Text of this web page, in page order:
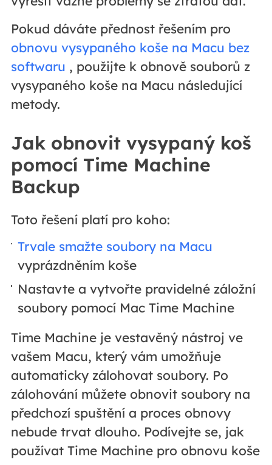
Pokud dáváte přednost řešením pro
obnovu vysypaného koše na Macu bez
softwaru , použijte k obnově souborů z
vysypaného koše na Macu následující
metody.
Jak obnovit vysypaný koš
pomocí Time Machine
Backup
Toto řešení platí pro koho:
Trvale smažte soubory na Macu
vyprázdněním koše
Nastavte a vytvořte pravidelné záložní
soubory pomocí Mac Time Machine
Time Machine je vestavěný nástroj ve
vašem Macu, který vám umožňuje
automaticky zálohovat soubory. Po
zálohování můžete obnovit soubory na
předchozí spuštění a proces obnovy
nebude trvat dlouho. Podívejte se, jak
používat Time Machine pro obnovu koše